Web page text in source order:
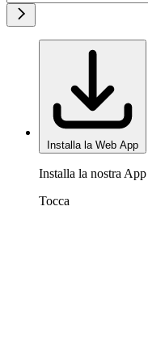
Installa la Web App
Installa la nostra
Tocca